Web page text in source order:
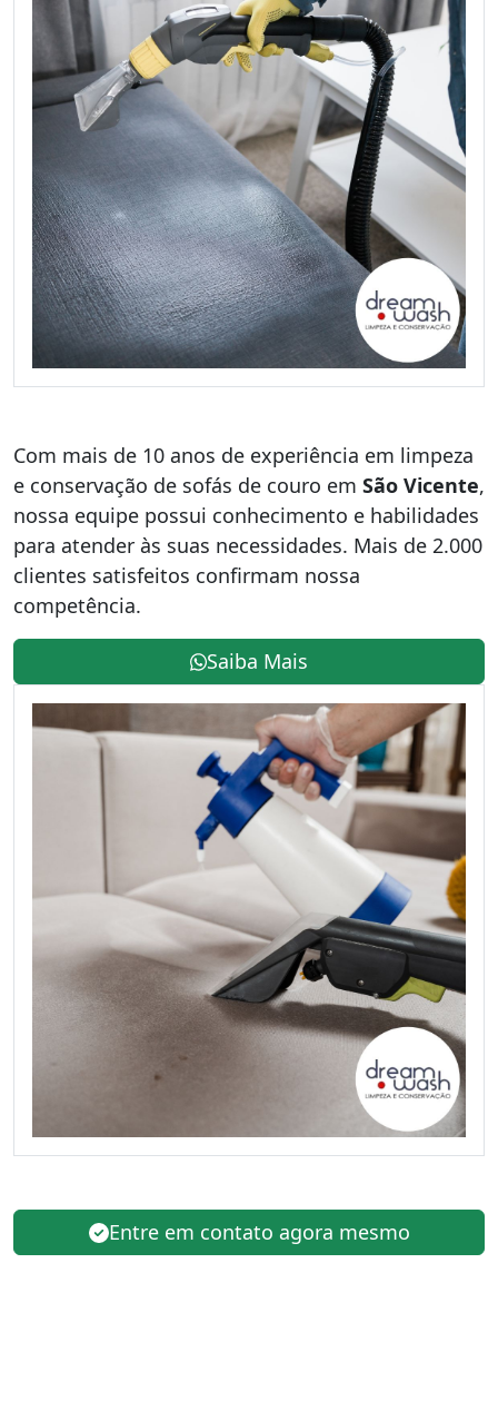
Com mais de 10 anos de experiência em limpeza
e conservação de sofás de couro em São Vicente,
nossa equipe possui conhecimento e habilidades
para atender às suas necessidades. Mais de 2.000
clientes satisfeitos confirmam nossa
competência.
Saiba Mais
Entre em contato agora mesmo